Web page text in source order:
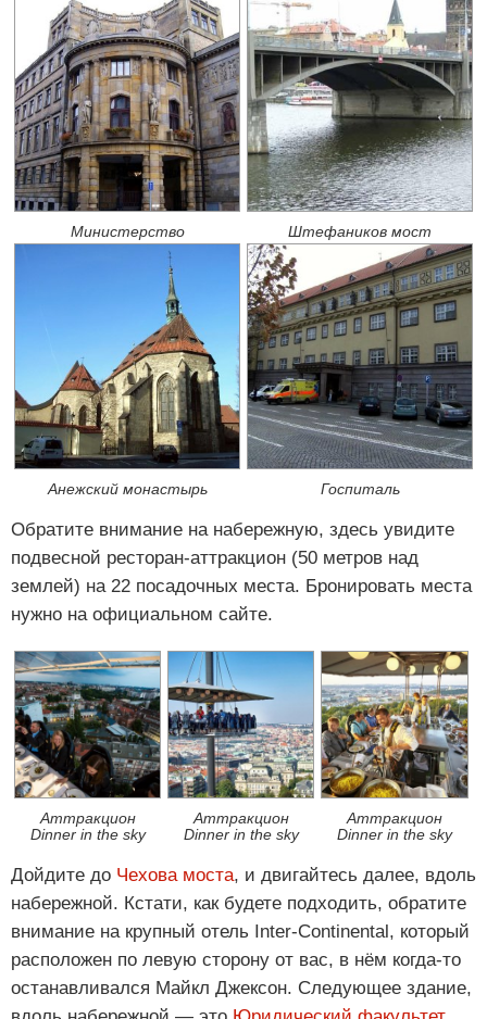
Министерство Штефаников мост
Анежский монастырь Госпиталь
Обратите внимание на набережную, здесь увидите
подвесной ресторан-аттракцион (50 метров над
землей) на 22 посадочных места. Бронировать места
нужно на официальном сайте.
Аттракцион
Dinner in the sky
Аттракцион
Dinner in the sky
Аттракцион
Dinner in the sky
Дойдите до Чехова моста, и двигайтесь далее, вдоль
набережной. Кстати, как будете подходить, обратите
внимание на крупный отель Inter-Continental, который
расположен по левую сторону от вас, в нём когда-то
останавливался Майкл Джексон. Следующее здание,